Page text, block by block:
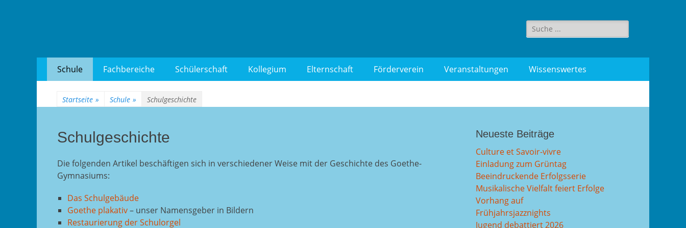
Suche
für:
Erstes
Menü
Inhalt:
Schule Fachbereiche Schülerschaft Kollegium Elternschaft Förderverein Veranstaltungen Wissenswertes
Startseite » Schule » Schulgeschichte
Schulgeschichte
Die folgenden Artikel beschäftigen sich in verschiedener Weise mit der Geschichte des Goethe-
Gymnasiums:
Das Schulgebäude
Goethe plakativ– unser Namensgeber in Bildern
Restaurierung der Schulorgel
Neueste Beiträge
Culture et Savoir-vivre
Einladung zum Grüntag
Beeindruckende Erfolgsserie
Musikalische Vielfalt feiert Erfolge
Vorhang auf
Frühjahrsjazznights
Jugend debattiert 2026